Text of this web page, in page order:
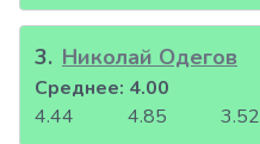
3. Николай Одегов
4.44 4.85 3.52
Среднее: 4.00